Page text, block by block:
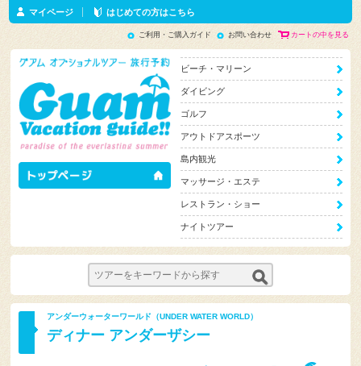
マイページ はじめての方はこちら
ご利用・ご購入ガイド お問い合わせ カートの中を見る
ビーチ・マリーン
ダイビング
ゴルフ
アウトドアスポーツ
島内観光
マッサージ・エステ
レストラン・ショー
ナイトツアー
アンダーウォーターワールド（UNDER WATER WORLD）
ディナー アンダーザシー